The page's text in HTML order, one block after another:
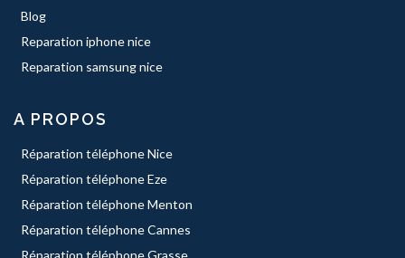
Blog
Reparation iphone nice
Reparation samsung nice
A PROPOS
Réparation téléphone Nice
Réparation téléphone Eze
Réparation téléphone Menton
Réparation téléphone Cannes